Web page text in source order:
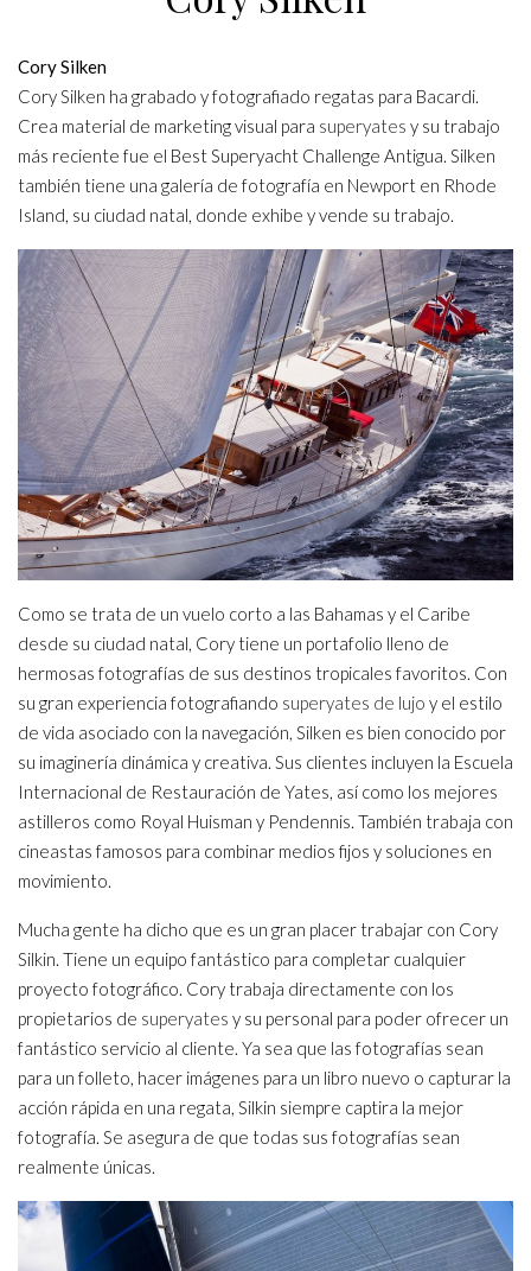
Cory Silken
Cory Silken ha grabado y fotografiado regatas para Bacardi.
Crea material de marketing visual para superyates y su trabajo
más reciente fue el Best Superyacht Challenge Antigua. Silken
también tiene una galería de fotografía en Newport en Rhode
Island, su ciudad natal, donde exhibe y vende su trabajo.
Como se trata de un vuelo corto a las Bahamas y el Caribe
desde su ciudad natal, Cory tiene un portafolio lleno de
hermosas fotografías de sus destinos tropicales favoritos. Con
su gran experiencia fotografiando superyates de lujo y el estilo
de vida asociado con la navegación, Silken es bien conocido por
su imaginería dinámica y creativa. Sus clientes incluyen la Escuela
Internacional de Restauración de Yates, así como los mejores
astilleros como Royal Huisman y Pendennis. También trabaja con
cineastas famosos para combinar medios fijos y soluciones en
movimiento.
Mucha gente ha dicho que es un gran placer trabajar con Cory
Silkin. Tiene un equipo fantástico para completar cualquier
proyecto fotográfico. Cory trabaja directamente con los
propietarios de superyates y su personal para poder ofrecer un
fantástico servicio al cliente. Ya sea que las fotografías sean
para un folleto, hacer imágenes para un libro nuevo o capturar la
acción rápida en una regata, Silkin siempre captira la mejor
fotografía. Se asegura de que todas sus fotografías sean
realmente únicas.